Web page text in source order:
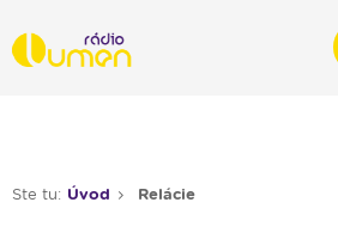
Ste tu: Úvod Relácie